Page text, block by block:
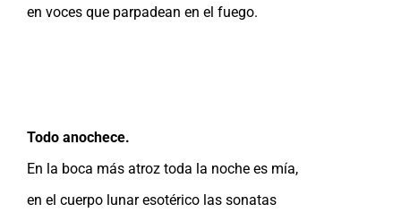
en voces que parpadean en el fuego.
Todo anochece.
En la boca más atroz toda la noche es mía,
en el cuerpo lunar esotérico las sonatas